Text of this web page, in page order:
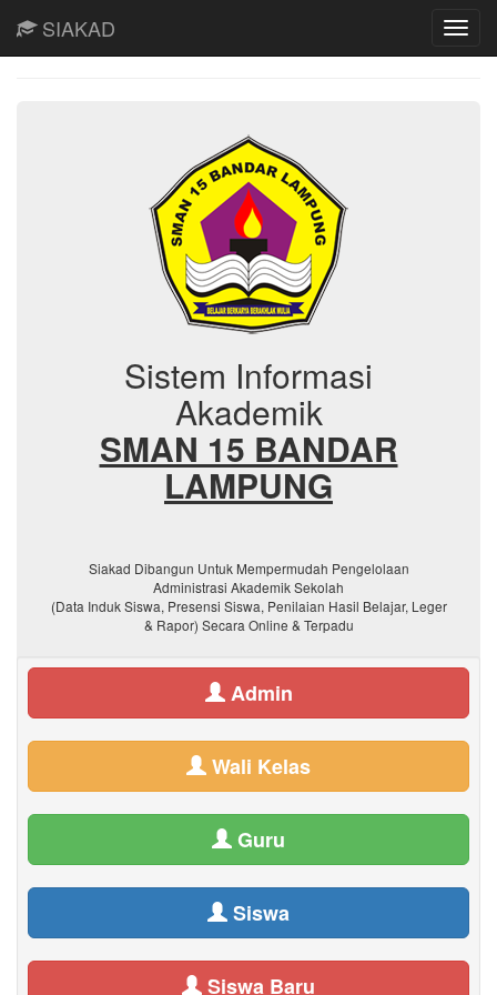
SIAKAD
Sistem Informasi
Akademik
SMAN 15 BANDAR
LAMPUNG
Siakad Dibangun Untuk Mempermudah Pengelolaan
Administrasi Akademik Sekolah
(Data Induk Siswa, Presensi Siswa, Penilaian Hasil Belajar, Leger
& Rapor) Secara Online & Terpadu
Admin
Wali Kelas
Guru
Siswa
Siswa Baru